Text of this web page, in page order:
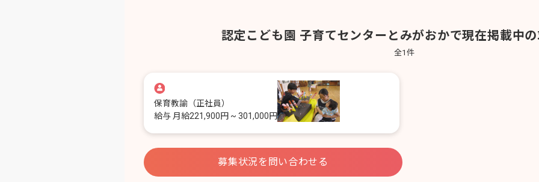
認定こども園 子育てセンターとみがおかで現在掲載中
全1 件
保育教諭 （正社員）
給与 月給221,900円 ~ 301,000円
募集状況を問い合わせる